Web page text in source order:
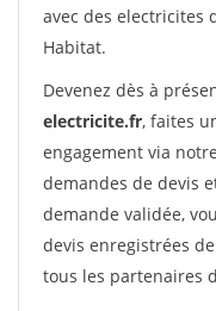
avec des electricites
Habitat.
Devenez dès à
electricite.fr, faites
engagement via
demandes de devis
demande validée,
devis enregistrées
tous les partenaires